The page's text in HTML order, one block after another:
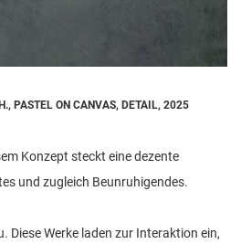
PASTEL ON CANVAS, DETAIL, 2025
Konzept steckt eine dezente
und zugleich Beunruhigendes.
Diese Werke laden zur Interaktion ein,